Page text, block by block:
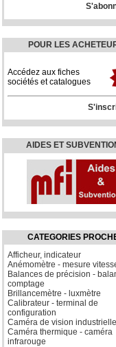
POUR LES
Accédez aux fiches
sociétés et catalogues
AIDES ET
CATEGORIES
Afficheur, indicateur
Anémomètre - mesure
Balances de précision -
comptage
Brillancemètre - luxmètre
Calibrateur - terminal de
configuration
Caméra de vision industrielle
Caméra thermique - caméra
infrarouge